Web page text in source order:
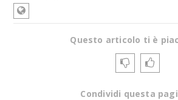
Questo articolo ti è
Condividi questa